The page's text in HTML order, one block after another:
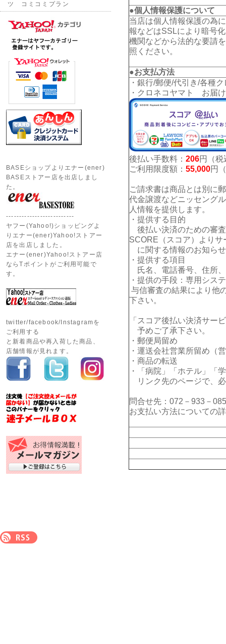
●個人情報保護について
当店は個人情報保護の為
報などはSSLにより暗号
機関などから法的な要請
照ください。
●お支払方法
・銀行/郵便/代引き/各種
・クロネコヤマト お届
後払い手数料： 206円（税
ご利用限度額： 55,000円
ご請求書は商品とは別に
代金譲渡などニッセング
人情報を提供します。
・提供する目的
後払い決済のための審
SCORE（スコア）よりサ
に関する情報のお知ら
・提供する項目
氏名、電話番号、住所
・提供の手段：専用シス
与信審査の結果により他
下さい。
「スコア後払い決済サー
予めご了承下さい。
・郵便局留め
・運送会社営業所留め（
・商品の転送
・「病院」「ホテル」「
リンク先のページで、
問合せ先：072－933－
お支払い方法についての
ツ コミコミプラン
BASEショップよりエナー(ener)
BASEストアー店を出店しまし
た。
--------------------------
ヤフー(Yahoo!)ショッピングよ
りエナー(ener)Yahoo!ストアー
店を出店しました。
エナー(ener)Yahoo!ストアー店
ならTポイントがご利用可能で
す。
twitter/facebook/Instagramを
ご利用する
と新着商品や再入荷した商品、
店舗情報が見れます。